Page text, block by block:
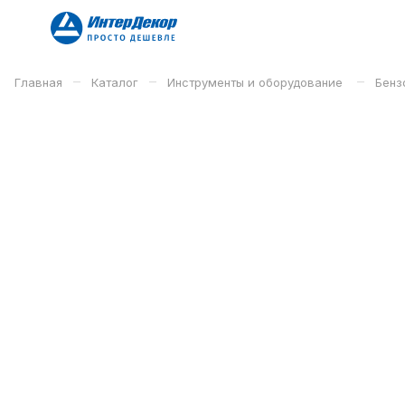
Главная – Каталог – Инструменты и оборудование –